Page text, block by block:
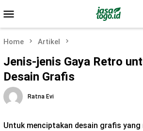
to
contentMenu
Home Artikel
Jenis-jenis Gaya Retro
Desain Grafis
Ratna Evi
Untuk menciptakan desain grafis yang